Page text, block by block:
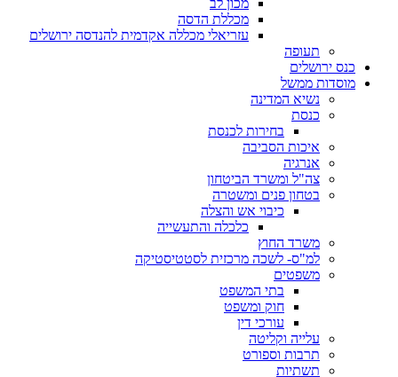
מכון לב
מכללת הדסה
עזריאלי מכללה אקדמית להנדסה ירושלים
תעופה
כנס ירושלים
מוסדות ממשל
נשיא המדינה
כנסת
בחירות לכנסת
איכות הסביבה
אנרגיה
צה"ל ומשרד הביטחון
בטחון פנים ומשטרה
כיבוי אש והצלה
כלכלה והתעשייה
משרד החוץ
למ"ס- לשכה מרכזית לסטטיסטיקה
משפטים
בתי המשפט
חוק ומשפט
עורכי דין
עלייה וקליטה
תרבות וספורט
תשתיות